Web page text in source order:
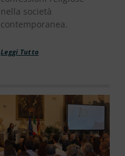
nella società
contemporanea.
Leggi Tutto